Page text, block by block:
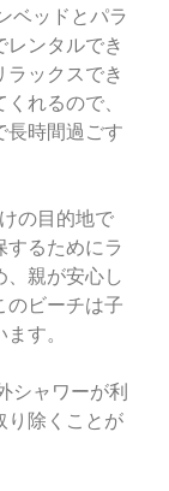
ベッドとパラ
ンタルでき
ックスでき
れるので、
長時間過ごす
の目的地で
るためにラ
親が安心し
のビーチは子
す。
シャワーが利
り除くことが